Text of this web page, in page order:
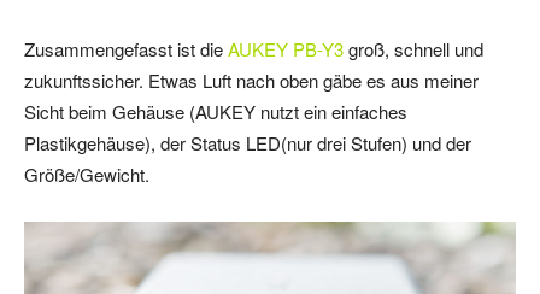
Zusammengefasst ist dieAUKEY PB-Y3groß, schnell und
zukunftssicher. Etwas Luft nach oben gäbe es aus meiner
Sicht beim Gehäuse (AUKEY nutzt ein einfaches
Plastikgehäuse), der Status LED(nur drei Stufen) und der
Größe/Gewicht.